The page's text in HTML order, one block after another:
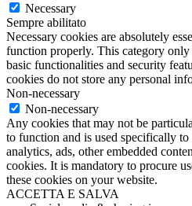
Necessary
Sempre abilitato
Necessary cookies are absolutely
function properly. This category only
basic functionalities and security
cookies do not store any personal
Non-necessary
Non-necessary
Any cookies that may not be
to function and is used specifically to
analytics, ads, other embedded
cookies. It is mandatory to procure
these cookies on your website.
ACCETTA E SALVA